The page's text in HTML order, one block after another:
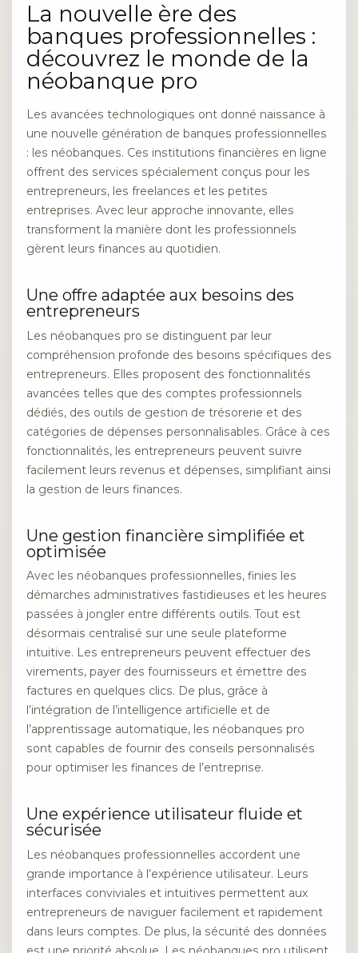
La nouvelle ère des
banques professionnelles :
découvrez le monde de la
néobanque pro
Les avancées technologiques ont donné naissance à
une nouvelle génération de banques professionnelles
: les néobanques. Ces institutions financières en ligne
offrent des services spécialement conçus pour les
entrepreneurs, les freelances et les petites
entreprises. Avec leur approche innovante, elles
transforment la manière dont les professionnels
gèrent leurs finances au quotidien.
Une offre adaptée aux besoins des
entrepreneurs
Les néobanques pro se distinguent par leur
compréhension profonde des besoins spécifiques des
entrepreneurs. Elles proposent des fonctionnalités
avancées telles que des comptes professionnels
dédiés, des outils de gestion de trésorerie et des
catégories de dépenses personnalisables. Grâce à ces
fonctionnalités, les entrepreneurs peuvent suivre
facilement leurs revenus et dépenses, simplifiant ainsi
la gestion de leurs finances.
Une gestion financière simplifiée et
optimisée
Avec les néobanques professionnelles, finies les
démarches administratives fastidieuses et les heures
passées à jongler entre différents outils. Tout est
désormais centralisé sur une seule plateforme
intuitive. Les entrepreneurs peuvent effectuer des
virements, payer des fournisseurs et émettre des
factures en quelques clics. De plus, grâce à
l’intégration de l’intelligence artificielle et de
l’apprentissage automatique, les néobanques pro
sont capables de fournir des conseils personnalisés
pour optimiser les finances de l’entreprise.
Une expérience utilisateur fluide et
sécurisée
Les néobanques professionnelles accordent une
grande importance à l’expérience utilisateur. Leurs
interfaces conviviales et intuitives permettent aux
entrepreneurs de naviguer facilement et rapidement
dans leurs comptes. De plus, la sécurité des données